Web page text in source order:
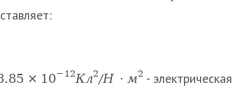
× 10− 12Кл2/H · м2 - электрическая